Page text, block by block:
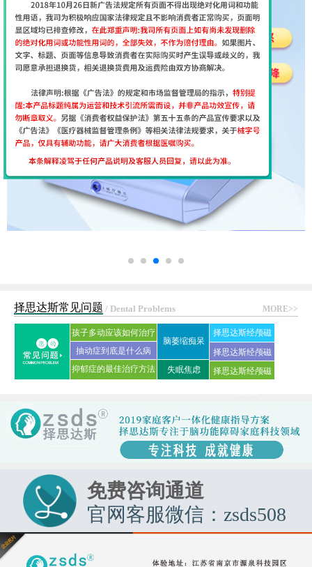
MORE>>
择思达斯常见问题 / Dental Problems
孩子多动应该如何治疗
抽动症到底是什么病
抑郁症的最佳治疗方法
脑萎缩痴呆
失眠焦虑
择思达斯经颅磁
刺激仪常见问答
择思达斯经颅磁
家用品牌
择思达斯经颅磁
免费咨询通道
官网客服微信：zsds508